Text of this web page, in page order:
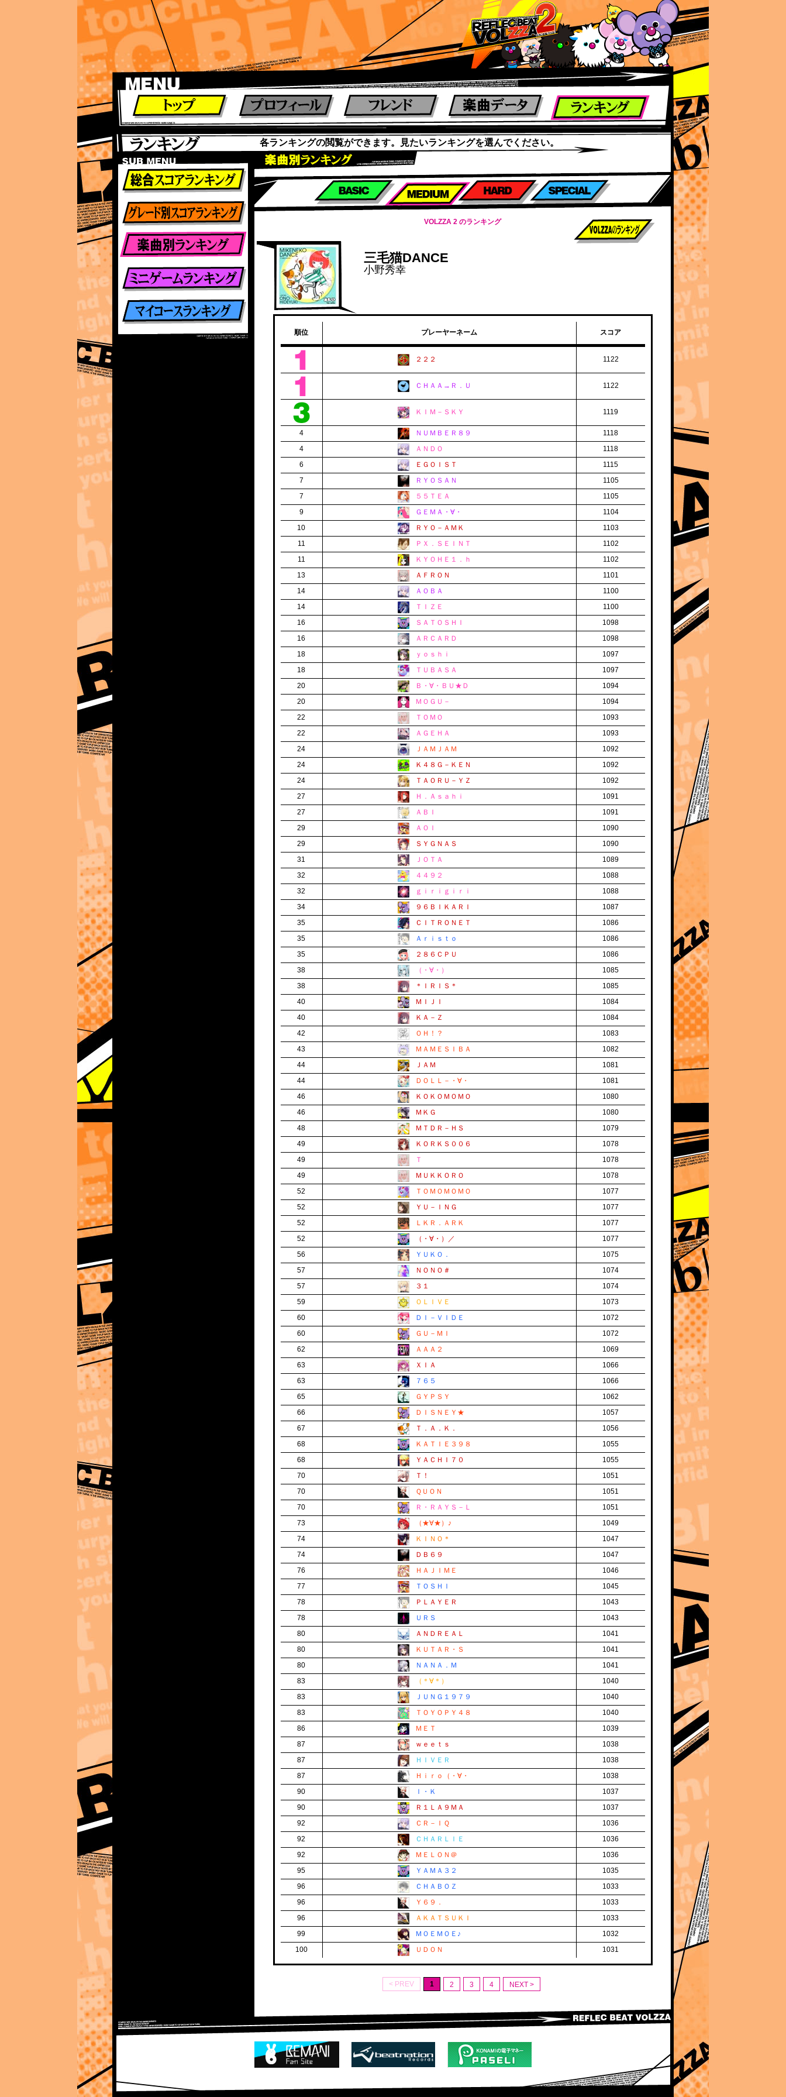
ランキング
各ランキングの閲覧ができます。見たいランキングを選んでください。
ランキング
グレード別ランキング
楽曲別スコアランキング
VOLZZA 2 のランキング
三毛猫DANCE
小野秀幸
順位 プレーヤーネーム スコア
２２２ 1122
ＣＨＡＡ→Ｒ．Ｕ 1122
ＫＩＭ－ＳＫＹ 1119
4 ＮＵＭＢＥＲ８９
1118
4
ＡＮＤＯ
1118
6
ＥＧＯＩＳＴ
1115
7
ＲＹＯＳＡＮ
1105
7
５５ＴＥＡ
1105
9
ＧＥＭＡ・∀・
1104
10
ＲＹＯ－ＡＭＫ
1103
11
ＰＸ．ＳＥＩＮＴ
1102
11
ＫＹＯＨＥ１．ｈ
1102
13
ＡＦＲＯＮ
1101
14
ＡＯＢＡ
1100
14
ＴＩＺＥ
1100
16
ＳＡＴＯＳＨＩ
1098
16
ＡＲＣＡＲＤ
1098
18
ｙｏｓｈｉ
1097
18
ＴＵＢＡＳＡ
1097
20
Ｂ・∀・ＢＵ★Ｄ
1094
20
ＭＯＧＵ－
1094
22
ＴＯＭＯ
1093
22
ＡＧＥＨＡ
1093
24
ＪＡＭＪＡＭ
1092
24
Ｋ４８Ｇ－ＫＥＮ
1092
24
ＴＡＯＲＵ－ＹＺ
1092
27
Ｈ．Ａｓａｈｉ
1091
27
ＡＢＩ
1091
29
ＡＯＩ
1090
29
ＳＹＧＮＡＳ
1090
31
ＪＯＴＡ
1089
32
４４９２
1088
32
ｇｉｒｉｇｉｒｉ
1088
34
９６ＢＩＫＡＲＩ
1087
35
ＣＩＴＲＯＮＥＴ
1086
35
Ａｒｉｓｔｏ
1086
35
２８６ＣＰＵ
1086
38
（・∀・）
1085
38
＊ＩＲＩＳ＊
1085
40
ＭＩＪＩ
1084
40
ＫＡ－Ｚ
1084
42
ＯＨ！？
1083
43
ＭＡＭＥＳＩＢＡ
1082
44
ＪＡＭ
1081
44
ＤＯＬＬ－・∀・
1081
46
ＫＯＫＯＭＯＭＯ
1080
46
ＭＫＧ
1080
48
ＭＴＤＲ－ＨＳ
1079
49
ＫＯＲＫＳ００６
1078
49
Ｔ
1078
49
ＭＵＫＫＯＲＯ
1078
52
ＴＯＭＯＭＯＭＯ
1077
52
ＹＵ－ＩＮＧ
1077
52
ＬＫＲ．ＡＲＫ
1077
52
（・∀・）／
1077
56
ＹＵＫＯ．
1075
57
ＮＯＮＯ＃
1074
57
３１
1074
59
ＯＬＩＶＥ
1073
60
ＤＩ－ＶＩＤＥ
1072
60
ＧＵ－ＭＩ
1072
62
ＡＡＡ２
1069
63
ＸＩＡ
1066
63
７６５
1066
65
ＧＹＰＳＹ
1062
66
ＤＩＳＮＥＹ★
1057
67
Ｔ．Ａ．Ｋ．
1056
68
ＫＡＴＩＥ３９８
1055
68
ＹＡＣＨＩ７０
1055
70
Ｔ！
1051
70
ＱＵＯＮ
1051
70
Ｒ・ＲＡＹＳ－Ｌ
1051
73
（★∀★）♪
1049
74
ＫＩＮＯ＊
1047
74
ＤＢ６９
1047
76
ＨＡＪＩＭＥ
1046
77
ＴＯＳＨＩ
1045
78
ＰＬＡＹＥＲ
1043
78
ＵＲＳ
1043
80
ＡＮＤＲＥＡＬ
1041
80
ＫＵＴＡＲ・Ｓ
1041
80
ＮＡＮＡ．Ｍ
1041
83
（＊∀＊）
1040
83
ＪＵＮＧ１９７９
1040
83
ＴＯＹＯＰＹ４８
1040
86
ＭＥＴ
1039
87
ｗｅｅｔｓ
1038
87
ＨＩＶＥＲ
1038
87
Ｈｉｒｏ（・∀・
1038
90
Ｉ・Ｋ
1037
90
Ｒ１ＬＡ９ＭＡ
1037
92
ＣＲ－ＩＱ
1036
92
ＣＨＡＲＬＩＥ
1036
92
ＭＥＬＯＮ＠
1036
95
ＹＡＭＡ３２
1035
96
ＣＨＡＢＯＺ
1033
96
Ｙ６９．
1033
96
ＡＫＡＴＳＵＫＩ
1033
99
ＭＯＥＭＯＥ♪
1032
100
ＵＤＯＮ 1031
< PREV 1 2 3 4 NEXT >